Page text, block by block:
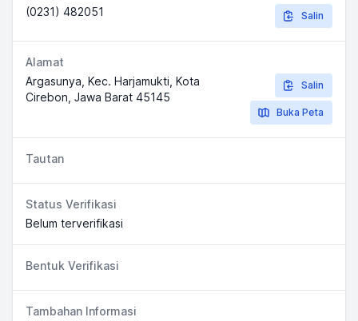
(0231) 482051
Salin
Alamat
Argasunya, Kec. Harjamukti, Kota
Cirebon, Jawa Barat 45145
Salin
Buka Peta
Tautan
Status Verifikasi
Belum terverifikasi
Bentuk Verifikasi
Tambahan Informasi